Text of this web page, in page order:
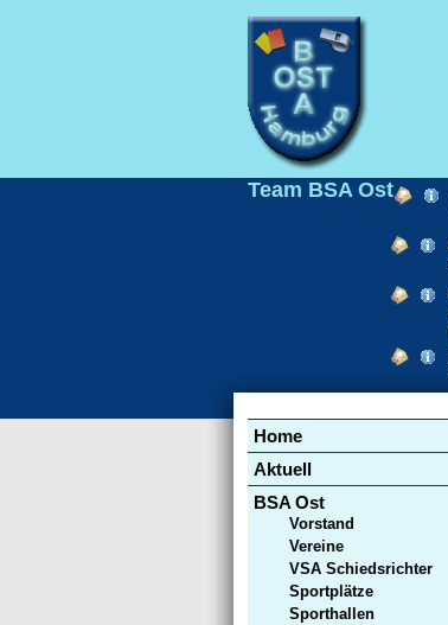
Team BSA Ost
Navigation
überspringen
Home
Aktuell
BSA Ost
Vorstand
Vereine
VSA Schiedsrichter
Sportplätze
Sporthallen